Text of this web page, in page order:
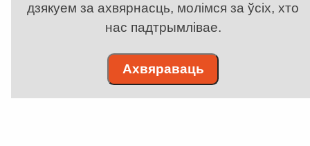
дзякуем за ахвярнасць, молімся за ўсіх, хто
нас падтрымлівае.
Ахвяраваць